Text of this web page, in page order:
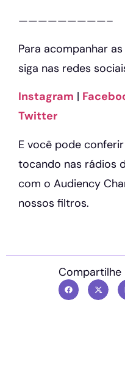
—————————–
Para acompanhar
siga nas redes
Instagram |
Twitter
E você pode
tocando nas rádios
com o Audiency
nossos filtros.
Compartilhe